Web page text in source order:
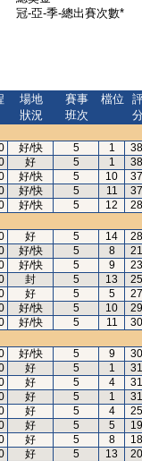
冠-亞-季-總出賽次數*
場地
狀況
賽事
班次
檔位
好/快 5 1
38
好 5 1
38
好/快 5 10
37
好/快 5 11
37
好/快 5 12
28
好 5 14
28
好/快 5 8
21
好/快 5 9
23
封 5 13
25
好 5 5
27
好/快 5 10
29
好/快 5 11
30
好/快 5 9
30
好 5 1
31
好 5 4
31
好 5 1
31
好 5 4
25
好 5 5
19
好 5 8
18
好 5 13
20